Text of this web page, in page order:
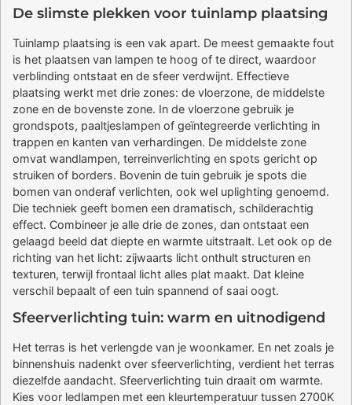
De slimste plekken voor tuinlamp plaatsing
Tuinlamp plaatsing is een vak apart. De meest gemaakte fout
is het plaatsen van lampen te hoog of te direct, waardoor
verblinding ontstaat en de sfeer verdwijnt. Effectieve
plaatsing werkt met drie zones: de vloerzone, de middelste
zone en de bovenste zone. In de vloerzone gebruik je
grondspots, paaltjeslampen of geïntegreerde verlichting in
trappen en kanten van verhardingen. De middelste zone
omvat wandlampen, terreinverlichting en spots gericht op
struiken of borders. Bovenin de tuin gebruik je spots die
bomen van onderaf verlichten, ook wel uplighting genoemd.
Die techniek geeft bomen een dramatisch, schilderachtig
effect. Combineer je alle drie de zones, dan ontstaat een
gelaagd beeld dat diepte en warmte uitstraalt. Let ook op de
richting van het licht: zijwaarts licht onthult structuren en
texturen, terwijl frontaal licht alles plat maakt. Dat kleine
verschil bepaalt of een tuin spannend of saai oogt.
Sfeerverlichting tuin: warm en uitnodigend
Het terras is het verlengde van je woonkamer. En net zoals je
binnenshuis nadenkt over sfeerverlichting, verdient het terras
diezelfde aandacht. Sfeerverlichting tuin draait om warmte.
Kies voor ledlampen met een kleurtemperatuur tussen 2700K